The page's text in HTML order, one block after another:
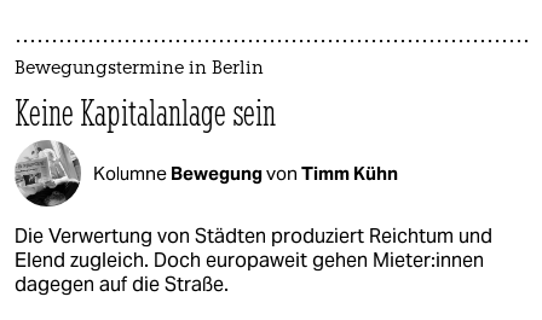
Bewegungstermine in Berlin
Keine Kapitalanlage sein
Kolumne Bewegungvon Timm Kühn
Die Verwertung von Städten produziert Reichtum und
Elend zugleich. Doch europaweit gehen Mie­te­r:in­nen
dagegen auf die Straße.